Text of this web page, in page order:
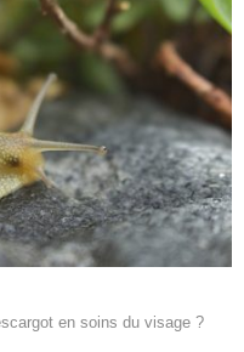
en soins du visage ?